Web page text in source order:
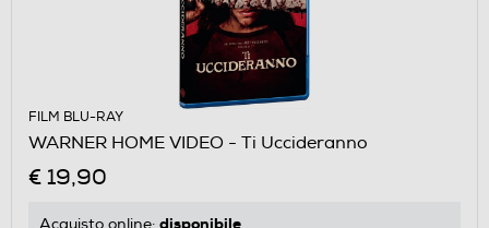
FILM BLU-RAY
WARNER HOME VIDEO - Ti Uccideranno
€ 19,90
Acquisto online: disponibile